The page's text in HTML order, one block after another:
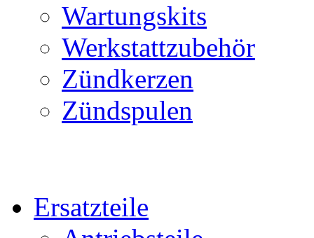
Wartungskits
Werkstattzubehör
Zündkerzen
Zündspulen
Ersatzteile